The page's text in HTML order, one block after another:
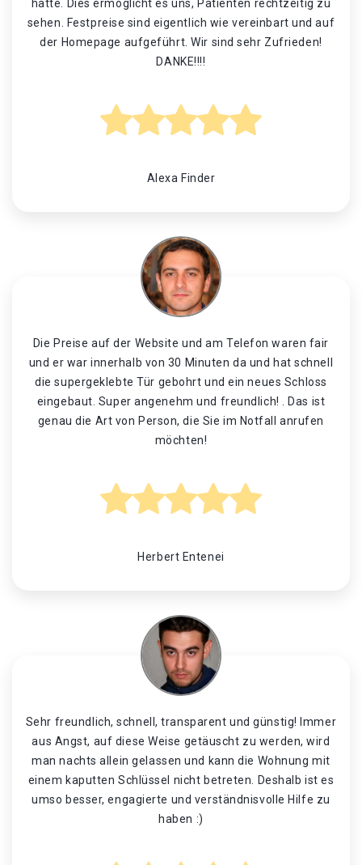
hatte. Dies ermöglicht es uns, Patienten rechtzeitig zu
sehen. Festpreise sind eigentlich wie vereinbart und auf
der Homepage aufgeführt. Wir sind sehr Zufrieden!
DANKE!!!!
Alexa Finder
Die Preise auf der Website und am Telefon waren fair
und er war innerhalb von 30 Minuten da und hat schnell
die supergeklebte Tür gebohrt und ein neues Schloss
eingebaut. Super angenehm und freundlich! . Das ist
genau die Art von Person, die Sie im Notfall anrufen
möchten!
Herbert Entenei
Sehr freundlich, schnell, transparent und günstig! Immer
aus Angst, auf diese Weise getäuscht zu werden, wird
man nachts allein gelassen und kann die Wohnung mit
einem kaputten Schlüssel nicht betreten. Deshalb ist es
umso besser, engagierte und verständnisvolle Hilfe zu
haben :)